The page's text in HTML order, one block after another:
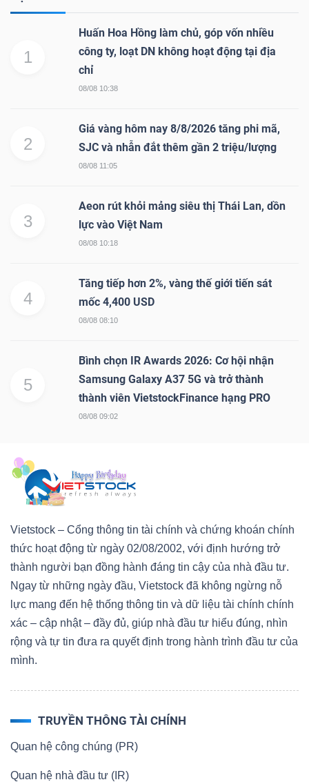
1
Huấn Hoa Hồng làm chủ, góp vốn nhiều
công ty, loạt DN không hoạt động tại địa
chỉ
08/08 10:38
2
Giá vàng hôm nay 8/8/2026 tăng phi mã,
SJC và nhẫn đắt thêm gần 2 triệu/lượng
08/08 11:05
3
Aeon rút khỏi mảng siêu thị Thái Lan, dồn
lực vào Việt Nam
08/08 10:18
4
Tăng tiếp hơn 2%, vàng thế giới tiến sát
mốc 4,400 USD
08/08 08:10
5
Bình chọn IR Awards 2026: Cơ hội nhận
Samsung Galaxy A37 5G và trở thành
thành viên VietstockFinance hạng PRO
08/08 09:02
Vietstock – Cổng thông tin tài chính và chứng khoán chính
thức hoạt động từ ngày 02/08/2002, với định hướng trở
thành người bạn đồng hành đáng tin cậy của nhà đầu tư.
Ngay từ những ngày đầu, Vietstock đã không ngừng nỗ
lực mang đến hệ thống thông tin và dữ liệu tài chính chính
xác – cập nhật – đầy đủ, giúp nhà đầu tư hiểu đúng, nhìn
rộng và tự tin đưa ra quyết định trong hành trình đầu tư của
mình.
TRUYỀN THÔNG TÀI CHÍNH
Quan hệ công chúng (PR)
Quan hệ nhà đầu tư (IR)